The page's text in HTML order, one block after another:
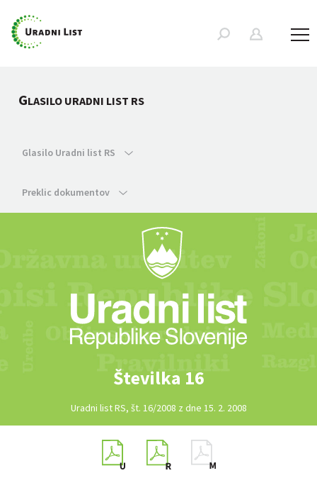
GLASILO URADNI LIST RS
Glasilo Uradni list RS
Preklic dokumentov
Številka 16
Uradni list RS, št. 16/2008 z dne 15. 2. 2008